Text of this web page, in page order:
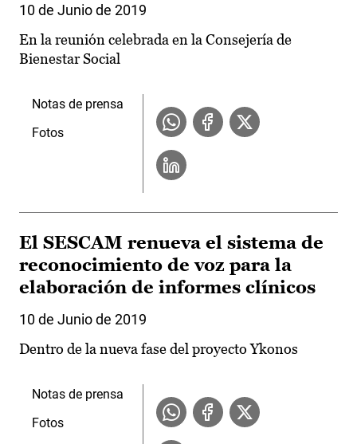
10 de Junio de 2019
En la reunión celebrada en la Consejería de
Bienestar Social
Notas de prensa
Fotos
El SESCAM renueva el sistema de
reconocimiento de voz para la
elaboración de informes clínicos
10 de Junio de 2019
Dentro de la nueva fase del proyecto Ykonos
Notas de prensa
Fotos